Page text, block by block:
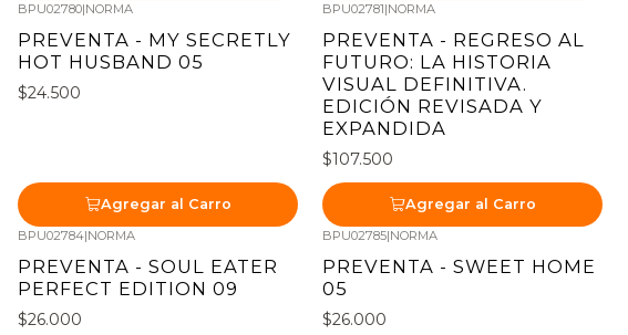
BPU02780|NORMA
PREVENTA - MY SECRETLY
HOT HUSBAND 05
$24.500
Agregar al Carro
BPU02781|NORMA
PREVENTA - REGRESO AL
FUTURO: LA HISTORIA
VISUAL DEFINITIVA.
EDICIÓN REVISADA Y
EXPANDIDA
$107.500
Agregar al Carro
BPU02784|NORMA
PREVENTA - SOUL EATER
PERFECT EDITION 09
$26.000
BPU02785|NORMA
PREVENTA - SWEET HOME
05
$26.000